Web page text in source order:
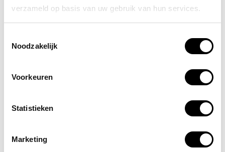
verzameld op basis van uw gebruik van hun services.
Noodzakelijk
Voorkeuren
Statistieken
Marketing
koffer / trolley /
laptoprugzak /